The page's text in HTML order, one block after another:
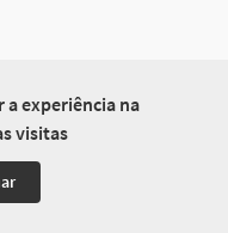
experiência na
visitas